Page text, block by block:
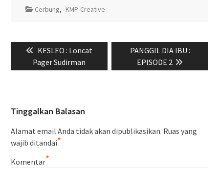
Cerbung, KMP-Creative
Navigasi
Previous
post:
KESLEO : Loncat
Pager Sudirman
Next
post:
PANGGIL DIA IBU :
EPISODE 2
Tinggalkan Balasan
Alamat email Anda tidak akan dipublikasikan. Ruas yang
wajib ditandai*
Komentar*